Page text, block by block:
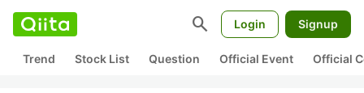
search Login Signup
Trend Stock List Question Official Event Official